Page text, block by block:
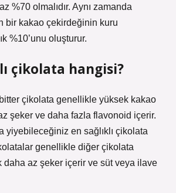
%70 olmalıdır. Aynı zamanda
bir kakao çekirdeğinin kuru
%10’unu oluşturur.
çikolata hangisi?
çikolata genellikle yüksek kakao
şeker ve daha fazla flavonoid içerir.
yiyebileceğiniz en sağlıklı çikolata
genellikle diğer çikolata
daha az şeker içerir ve süt veya ilave